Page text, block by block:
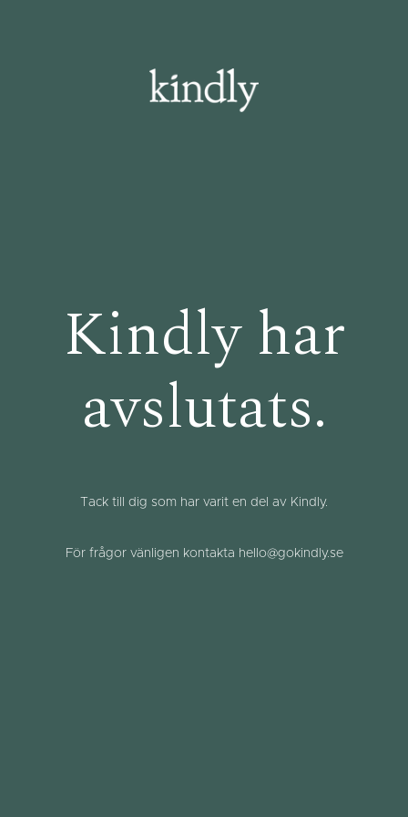
Kindly har
avslutats.
Tack till dig som har varit en del av Kindly.
För frågor vänligen kontakta hello@gokindly.se